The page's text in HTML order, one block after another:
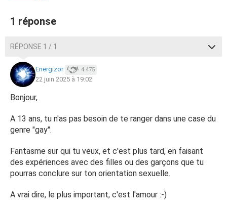
1 réponse
RÉPONSE 1 / 1
Energizor 4 475
22 juin 2025 à 19:02
Bonjour,
A 13 ans, tu n'as pas besoin de te ranger dans une case du
genre "gay".
Fantasme sur qui tu veux, et c'est plus tard, en faisant
des expériences avec des filles ou des garçons que tu
pourras conclure sur ton orientation sexuelle.
A vrai dire, le plus important, c'est l'amour :-)